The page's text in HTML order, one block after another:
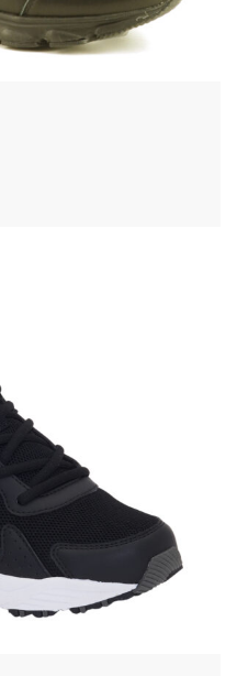
som lar
og forsterket …